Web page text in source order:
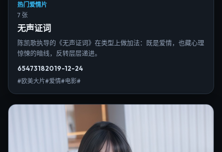
热门爱情片
7 张
无声证词
陈凯歌执导的《无声证词》在类型上做加法：既是爱情，也藏心理
惊悚的暗线，反转层层递进。
65473182019-12-24
#欧美大片#爱情#电影#